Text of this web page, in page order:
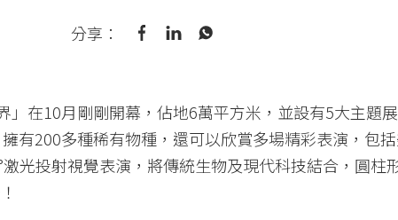
分享：
」在10月剛剛開幕，佔地6萬平方米，並設有5大主題
有200多種稀有物種，還可以欣賞多場精彩表演，包
光投射視覺表演，將傳統生物及現代科技結合，圓柱